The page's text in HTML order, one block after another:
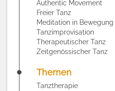
Authentic Movement
Freier Tanz
Meditation in Bewegung
Tanzimprovisation
Therapeutischer Tanz
Zeitgenössischer Tanz
Themen
Tanztherapie